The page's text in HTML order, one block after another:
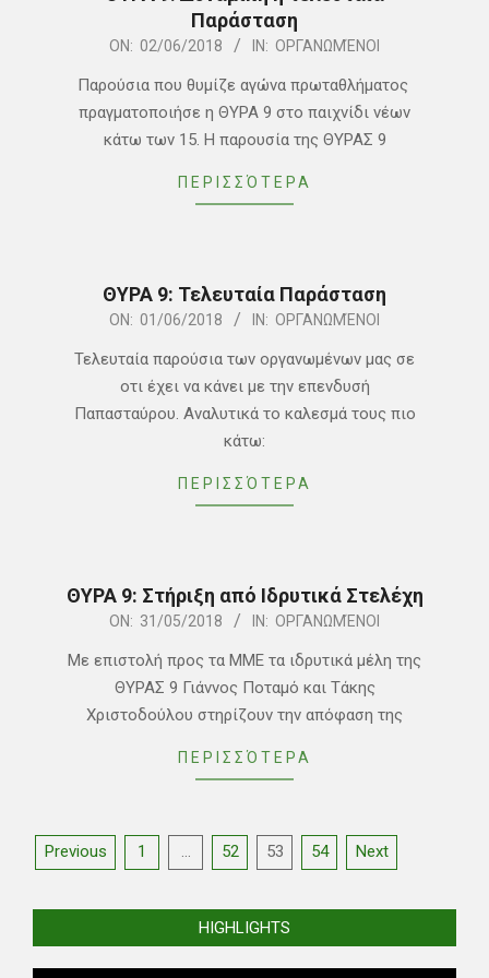
Παράσταση
ON: 02/06/2018 IN: ΟΡΓΑΝΩΜΈΝΟΙ
Παρούσια που θυμίζε αγώνα πρωταθλήματος
πραγματοποιήσε η ΘΥΡΑ 9 στο παιχνίδι νέων
κάτω των 15. Η παρουσία της ΘΥΡΑΣ 9
ΠΕΡΙΣΣΌΤΕΡΑ
ΘΥΡΑ 9: Τελευταία Παράσταση
ON: 01/06/2018 IN: ΟΡΓΑΝΩΜΈΝΟΙ
Τελευταία παρούσια των οργανωμένων μας σε
οτι έχει να κάνει με την επενδυσή
Παπασταύρου. Αναλυτικά το καλεσμά τους πιο
κάτω:
ΠΕΡΙΣΣΌΤΕΡΑ
ΘΥΡΑ 9: Στήριξη από Ιδρυτικά Στελέχη
ON: 31/05/2018 IN: ΟΡΓΑΝΩΜΈΝΟΙ
Με επιστολή προς τα ΜΜΕ τα ιδρυτικά μέλη της
ΘΥΡΑΣ 9 Γιάννος Ποταμό και Τάκης
Χριστοδούλου στηρίζουν την απόφαση της
ΠΕΡΙΣΣΌΤΕΡΑ
Posts
Previous 1 … 52 53 54 Next
HIGHLIGHTS